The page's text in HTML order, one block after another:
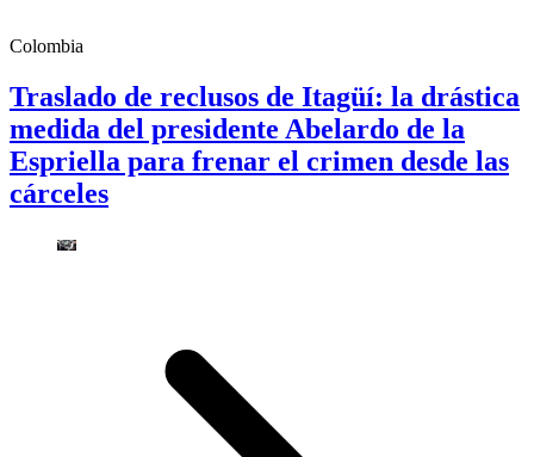
Colombia
Traslado de reclusos de Itagüí: la drástica
medida del presidente Abelardo de la
Espriella para frenar el crimen desde las
cárceles